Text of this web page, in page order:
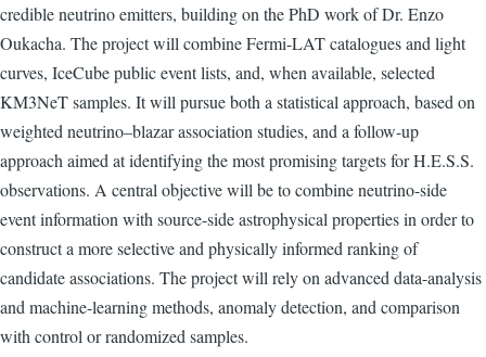
credible neutrino emitters, building on the PhD work of Dr. Enzo
Oukacha. The project will combine Fermi-LAT catalogues and light
curves, IceCube public event lists, and, when available, selected
KM3NeT samples. It will pursue both a statistical approach, based on
weighted neutrino–blazar association studies, and a follow-up
approach aimed at identifying the most promising targets for H.E.S.S.
observations. A central objective will be to combine neutrino-side
event information with source-side astrophysical properties in order to
construct a more selective and physically informed ranking of
candidate associations. The project will rely on advanced data-analysis
and machine-learning methods, anomaly detection, and comparison
with control or randomized samples.